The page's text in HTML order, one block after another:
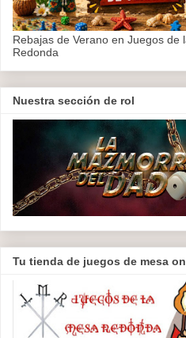
Rebajas de Verano en Juegos de
Redonda
Nuestra sección de rol
Tu tienda de juegos de mesa